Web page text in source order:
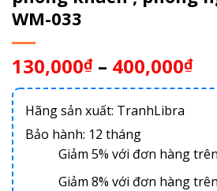
WM-033
130,000₫ – 400,000₫
Hãng sản xuất: TranhLibra
Bảo hành: 12 tháng
Giảm 5% với đơn hàng
Giảm 8% với đơn hàng